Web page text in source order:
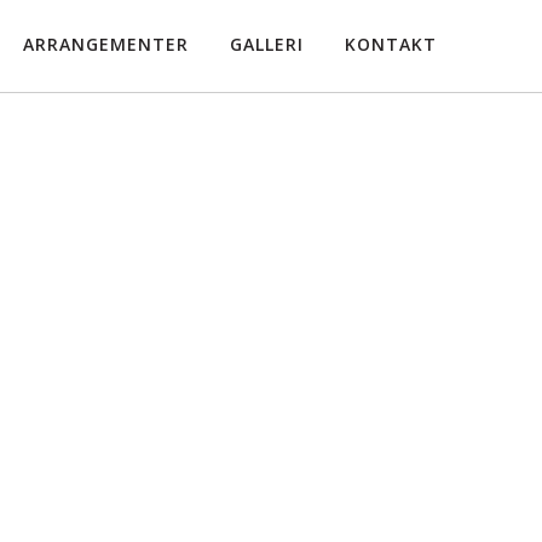
ARRANGEMENTER GALLERI KONTAKT